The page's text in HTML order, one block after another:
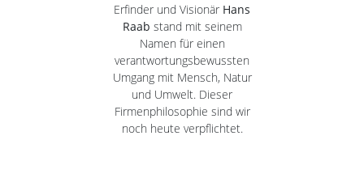
Erfinder und Visionär Hans
Raab stand mit seinem
Namen für einen
verantwortungsbewussten
Umgang mit Mensch, Natur
und Umwelt. Dieser
Firmenphilosophie sind wir
noch heute verpflichtet.